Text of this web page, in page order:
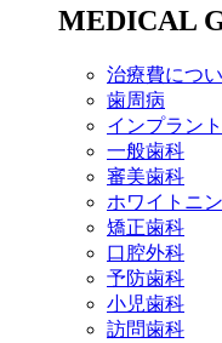
MEDICAL
治療費につ
歯周病
インプラント
一般歯科
審美歯科
ホワイトニ
矯正歯科
口腔外科
予防歯科
小児歯科
訪問歯科